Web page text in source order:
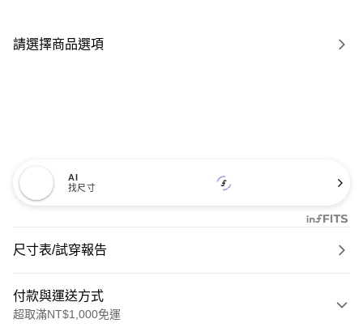
請選擇商品選項
AI
找尺寸
尺寸表/試穿報告
付款與運送方式
超取滿NT$1,000免運